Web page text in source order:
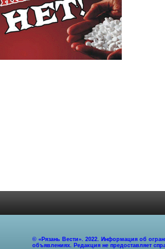
© «Рязань Вести». 2022. Информация об
объявлениях. Редакция не предоставляет